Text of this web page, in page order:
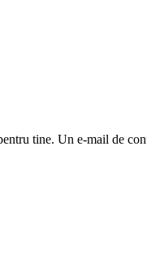
tine. Un e-mail de